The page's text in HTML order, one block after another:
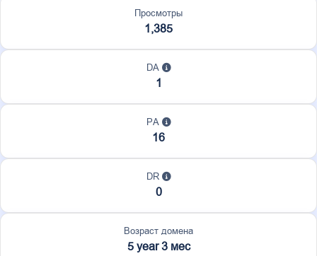
Просмотры
1,385
DA
1
PA
16
DR
0
Возраст домена
5 year 3 мес